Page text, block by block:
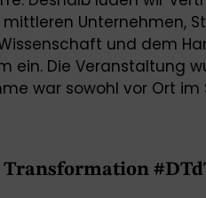
Unternehmen,
und dem
ein. Die Veranstaltung
war sowohl vor Ort im